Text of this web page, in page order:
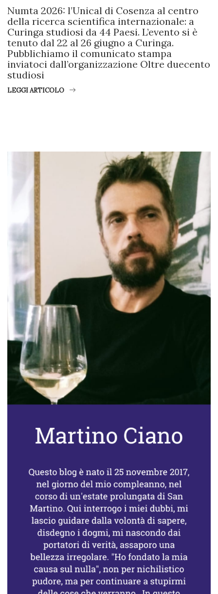
Numta 2026: l’Unical di Cosenza al centro
della ricerca scientifica internazionale: a
Curinga studiosi da 44 Paesi. L’evento si è
tenuto dal 22 al 26 giugno a Curinga.
Pubblichiamo il comunicato stampa
inviatoci dall’organizzazione Oltre duecento
studiosi
LEGGI ARTICOLO